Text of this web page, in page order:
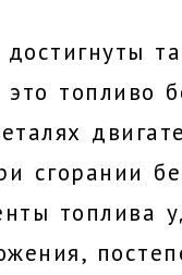
топливо
сгорании
топлива